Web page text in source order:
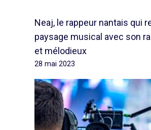
Neaj, le rappeur nantais qui
paysage musical avec son
et mélodieux
28 mai 2023